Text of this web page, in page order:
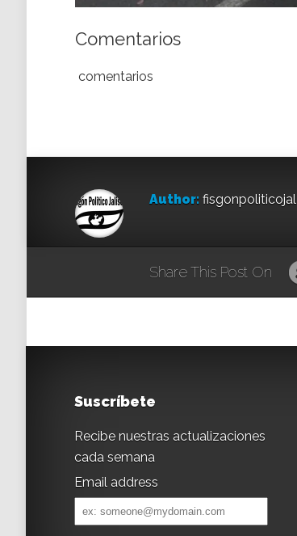
Comentarios
comentarios
Author: fisgonpoliticojal
Share This Post On
Suscríbete
Recibe nuestras actualizaciones
cada semana
Email address
Email
address